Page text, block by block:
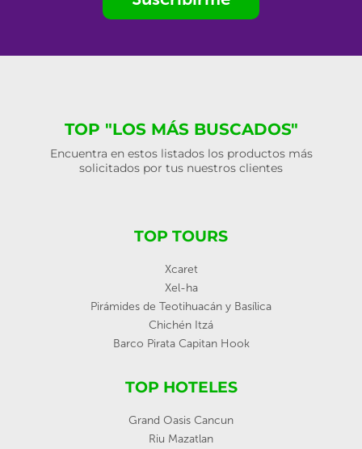
TOP "LOS MÁS BUSCADOS"
Encuentra en estos listados los productos más
solicitados por tus nuestros clientes
TOP TOURS
Xcaret
Xel-ha
Pirámides de Teotihuacán y Basílica
Chichén Itzá
Barco Pirata Capitan Hook
TOP HOTELES
Grand Oasis Cancun
Riu Mazatlan